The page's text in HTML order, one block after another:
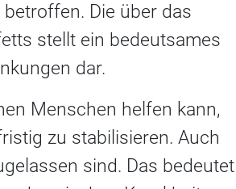
Die über das
stellt ein bedeutsames
dar.
Menschen helfen kann,
zu stabilisieren. Auch
sind. Das bedeutet